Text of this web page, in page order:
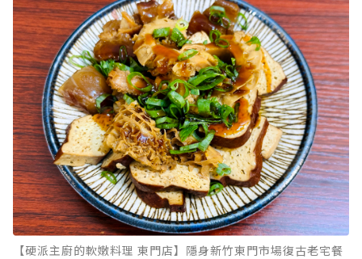
【硬派主廚的軟嫩料理 東門店】隱身新竹東門市場復古老宅餐